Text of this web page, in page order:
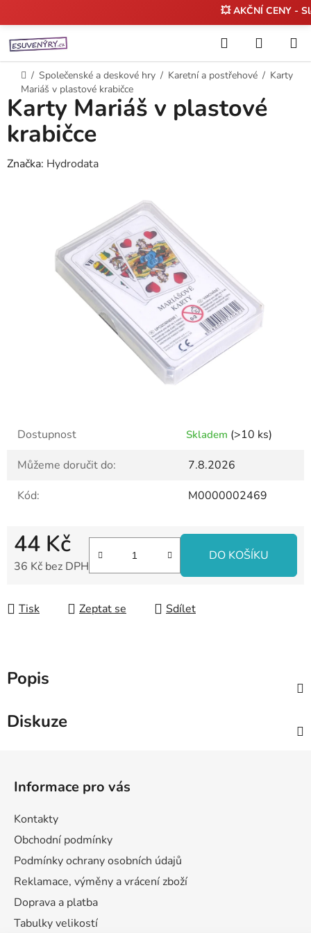
na
obsah
💥 AKČNÍ CENY -
Hledat
KOŠÍK
Domů
/ Společenské a deskové hry / Karetní a postřehové / Karty
Mariáš v plastové krabičce
Dostupnost Skladem (>10 ks)
Můžeme doručit do:
7.8.2026
Kód:
M0000002469
44 Kč
36 Kč bez DPH
DO KOŠÍKU
Tisk Zeptat se Sdílet
Karty Mariáš v plastové
krabičce
Značka: Hydrodata
Popis
Diskuze
Informace pro vás
Kontakty
Obchodní podmínky
Podmínky ochrany osobních údajů
Reklamace, výměny a vrácení zboží
Doprava a platba
Tabulky velikostí